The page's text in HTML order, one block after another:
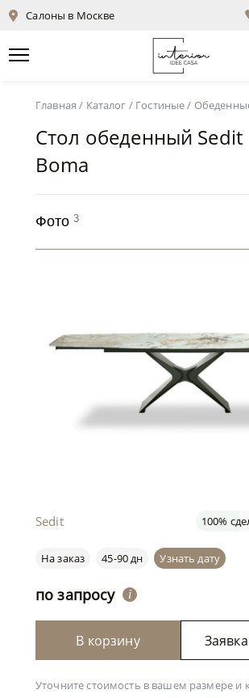
Салоны в Москве
Главная / Каталог / Гостиные/
Стол обеденный Sedit
Boma
Фото 3
Sedit 100%
На заказ 45-90 дн Узнать дату
по запросу i
В корзину
Уточните стоимость в вашем размере и